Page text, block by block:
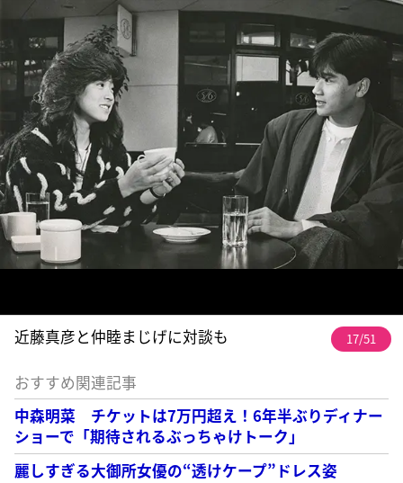
近藤真彦と仲睦まじげに対談も 17/51
おすすめ関連記事
中森明菜 チケットは7万円超え！6年半ぶりディナー
ショーで「期待されるぶっちゃけトーク」
麗しすぎる大御所女優の“透けケープ”ドレス姿